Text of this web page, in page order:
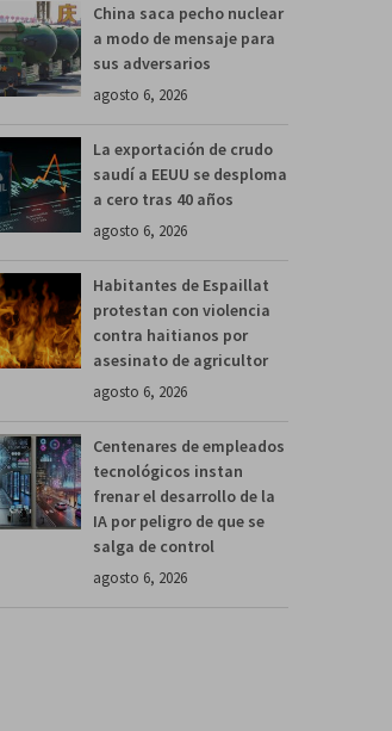
China saca pecho nuclear
a modo de mensaje para
sus adversarios
agosto 6, 2026
La exportación de crudo
saudí a EEUU se desploma
a cero tras 40 años
agosto 6, 2026
Habitantes de Espaillat
protestan con violencia
contra haitianos por
asesinato de agricultor
agosto 6, 2026
Centenares de empleados
tecnológicos instan
frenar el desarrollo de la
IA por peligro de que se
salga de control
agosto 6, 2026